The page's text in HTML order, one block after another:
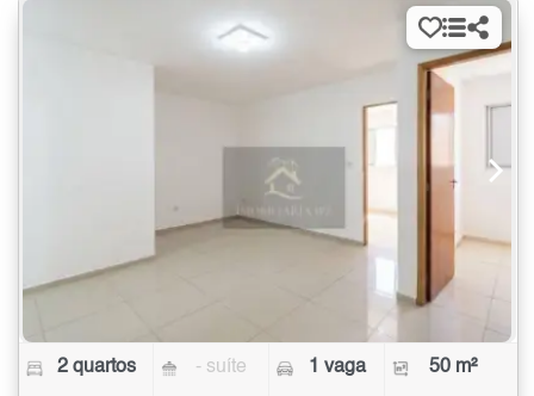
2 quartos - suíte 1 vaga 50 m²